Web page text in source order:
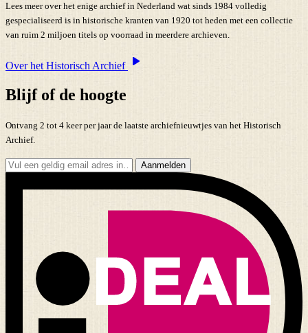
Lees meer over het enige archief in Nederland wat sinds 1984 volledig
gespecialiseerd is in historische kranten van 1920 tot heden met een collectie
van ruim 2 miljoen titels op voorraad in meerdere archieven.
Over het Historisch Archief
Blijf of de hoogte
Ontvang 2 tot 4 keer per jaar de laatste archiefnieuwtjes van het Historisch
Archief.
Aanmelden